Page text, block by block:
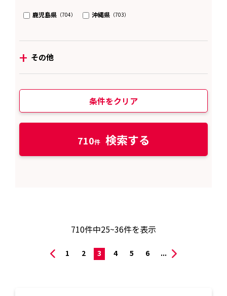
鹿児島県（704） 沖縄県 （703）
+ その他
条件をクリア
710 検索する
710件中25~36件を表示
1 2 3 4 5 6 ...